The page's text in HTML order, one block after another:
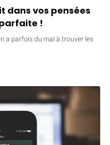
dans vos pensées
!
a parfois du mal à trouver les